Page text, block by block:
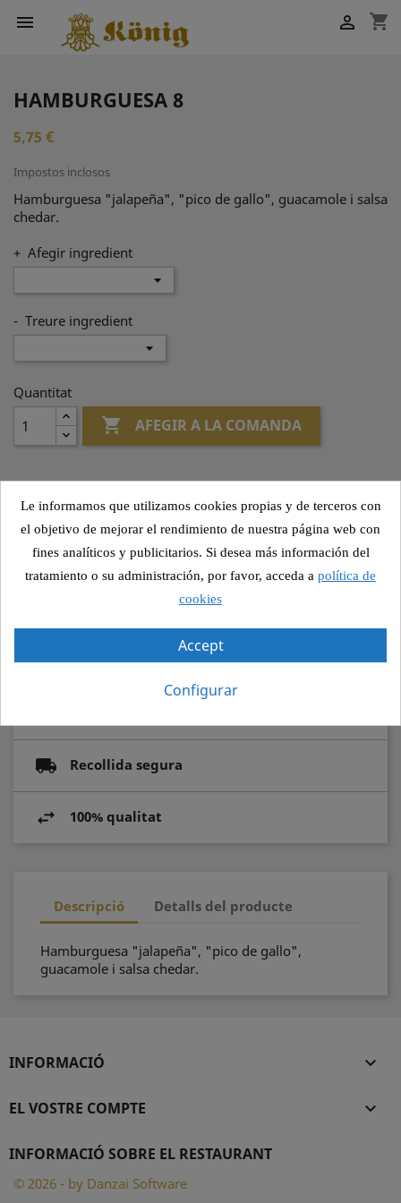
 shopping_cart

HAMBURGUESA 8
5,75 €
Impostos inclosos
Hamburguesa "jalapeña", "pico de gallo", guacamole i salsa
chedar.
+ Afegir ingredient
- Treure ingredient
Quantitat
 AFEGIR A LA COMANDA
Altres canvis
Recollida segura
100% qualitat
Descripció Detalls del producte
Hamburguesa "jalapeña", "pico de gallo",
guacamole i salsa chedar.
INFORMACIÓ 
EL VOSTRE COMPTE 
INFORMACIÓ SOBRE EL RESTAURANT
© 2026 - by Danzai Software
Le informamos que utilizamos cookies propias y de terceros con
el objetivo de mejorar el rendimiento de nuestra página web con
fines analíticos y publicitarios. Si desea más información del
tratamiento o su administración, por favor, acceda a política de
cookies
Accept
Configurar